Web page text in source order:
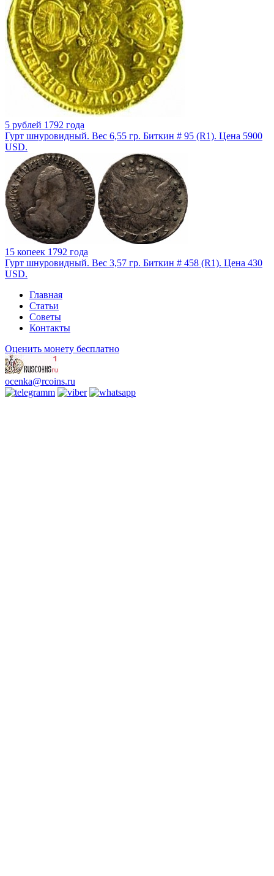
5 рублей 1792 года
Гурт шнуровидный. Вес 6,55 гр. Биткин # 95 (R1). Цена 5900
USD.
15 копеек 1792 года
Гурт шнуровидный. Вес 3,57 гр. Биткин # 458 (R1). Цена 430
USD.
Главная
Статьи
Советы
Контакты
Оценить монету бесплатно
ocenka@rcoins.ru